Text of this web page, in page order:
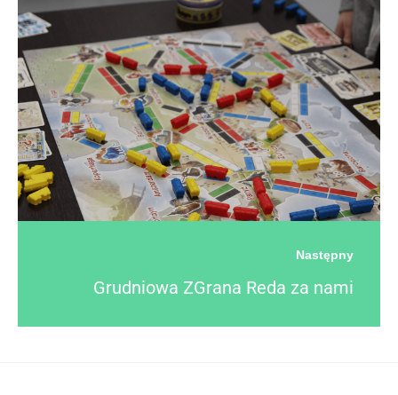
Następny
Grudniowa ZGrana Reda za nami